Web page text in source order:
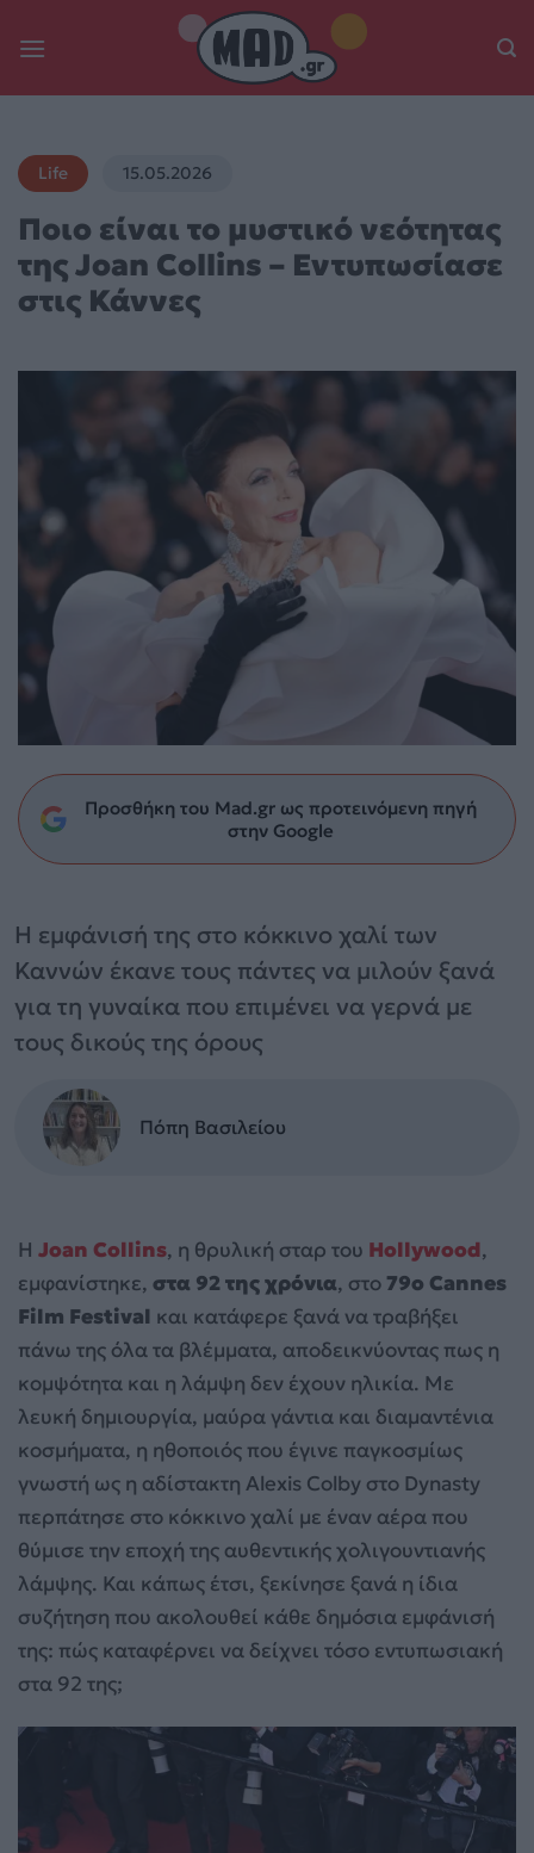
Life 15.05.2026
Ποιο είναι το μυστικό νεότητας
της Joan Collins – Εντυπωσίασε
στις Κάννες
Προσθήκη του Mad.gr ως προτεινόμενη πηγή
στην Google
Η εμφάνισή της στο κόκκινο χαλί των
Καννών έκανε τους πάντες να μιλούν ξανά
για τη γυναίκα που επιμένει να γερνά με
τους δικούς της όρους
Πόπη Βασιλείου
Η Joan Collins, η θρυλική σταρ του Hollywood,
εμφανίστηκε, στα 92 της χρόνια, στο 79ο Cannes
Film Festival και κατάφερε ξανά να τραβήξει
πάνω της όλα τα βλέμματα, αποδεικνύοντας πως η
κομψότητα και η λάμψη δεν έχουν ηλικία. Με
λευκή δημιουργία, μαύρα γάντια και διαμαντένια
κοσμήματα, η ηθοποιός που έγινε παγκοσμίως
γνωστή ως η αδίστακτη Alexis Colby στο Dynasty
περπάτησε στο κόκκινο χαλί με έναν αέρα που
θύμισε την εποχή της αυθεντικής χολιγουντιανής
λάμψης. Και κάπως έτσι, ξεκίνησε ξανά η ίδια
συζήτηση που ακολουθεί κάθε δημόσια εμφάνισή
της: πώς καταφέρνει να δείχνει τόσο εντυπωσιακή
στα 92 της;